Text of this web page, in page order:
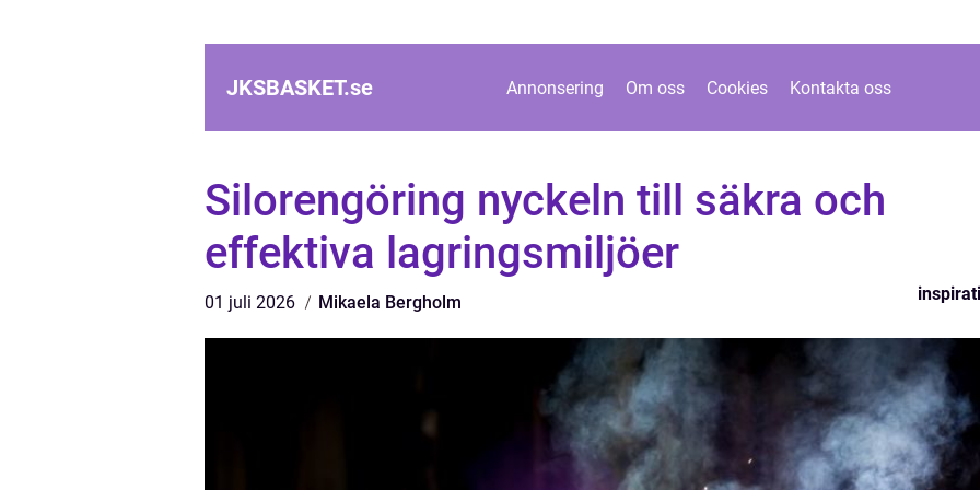
JKSBASKET.se Annonsering Om oss Cookies Kontakta oss
Silorengöring nyckeln till säkra och
effektiva lagringsmiljöer
01 juli 2026 Mikaela Bergholm